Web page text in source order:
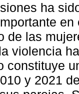
ha
en
de las
violencia
constituye
y 2021